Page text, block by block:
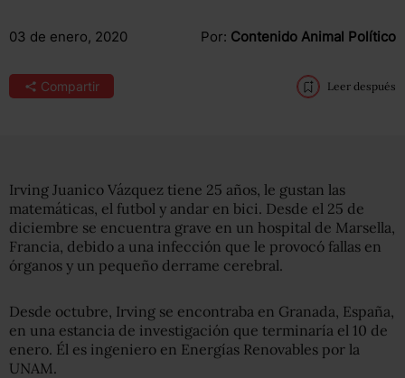
03 de enero, 2020 Por: Contenido Animal Político
Compartir Leer después
Irving Juanico Vázquez tiene 25 años, le gustan las
matemáticas, el futbol y andar en bici. Desde el 25 de
diciembre se encuentra grave en un hospital de Marsella,
Francia, debido a una infección que le provocó fallas en
órganos y un pequeño derrame cerebral.
Desde octubre, Irving se encontraba en Granada, España,
en una estancia de investigación que terminaría el 10 de
enero. Él es ingeniero en Energías Renovables por la
UNAM.